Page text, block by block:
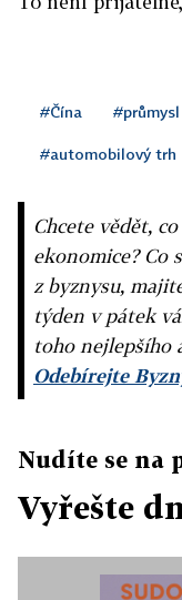
#Čína #průmysl
#automobilový trh
Chcete vědět,
ekonomice? Co
z byznysu,
týden v pátek
toho nejlepšího
Odebírejte
Nudíte se na
Vyřešte